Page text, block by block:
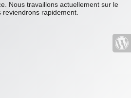
Nous travaillons actuellement sur le
reviendrons rapidement.